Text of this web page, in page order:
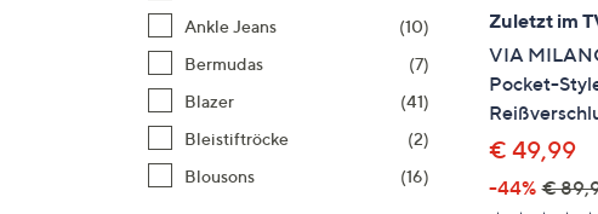
Ankle Jeans
(10)
Bermudas
(7)
Blazer
(41)
Bleistiftröcke
(2)
Blousons
(16)
Zuletzt im
VIA
Pocket-
€ 49,99
-44% €